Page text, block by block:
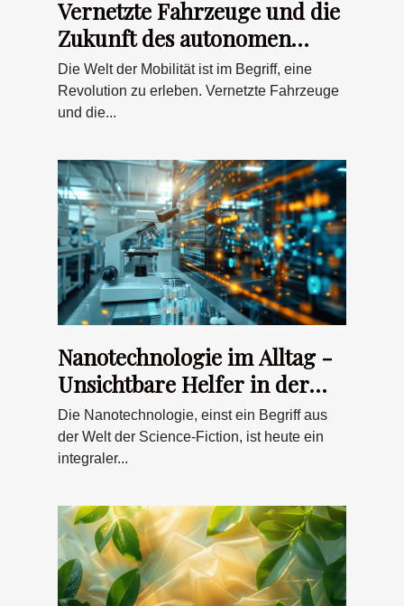
Vernetzte Fahrzeuge und die
Zukunft des autonomen
Fahrens Sicherheitsaspekte
und Trends
Die Welt der Mobilität ist im Begriff, eine
Revolution zu erleben. Vernetzte Fahrzeuge
und die...
Nanotechnologie im Alltag -
Unsichtbare Helfer in der
Materialwissenschaft und
Medizin
Die Nanotechnologie, einst ein Begriff aus
der Welt der Science-Fiction, ist heute ein
integraler...